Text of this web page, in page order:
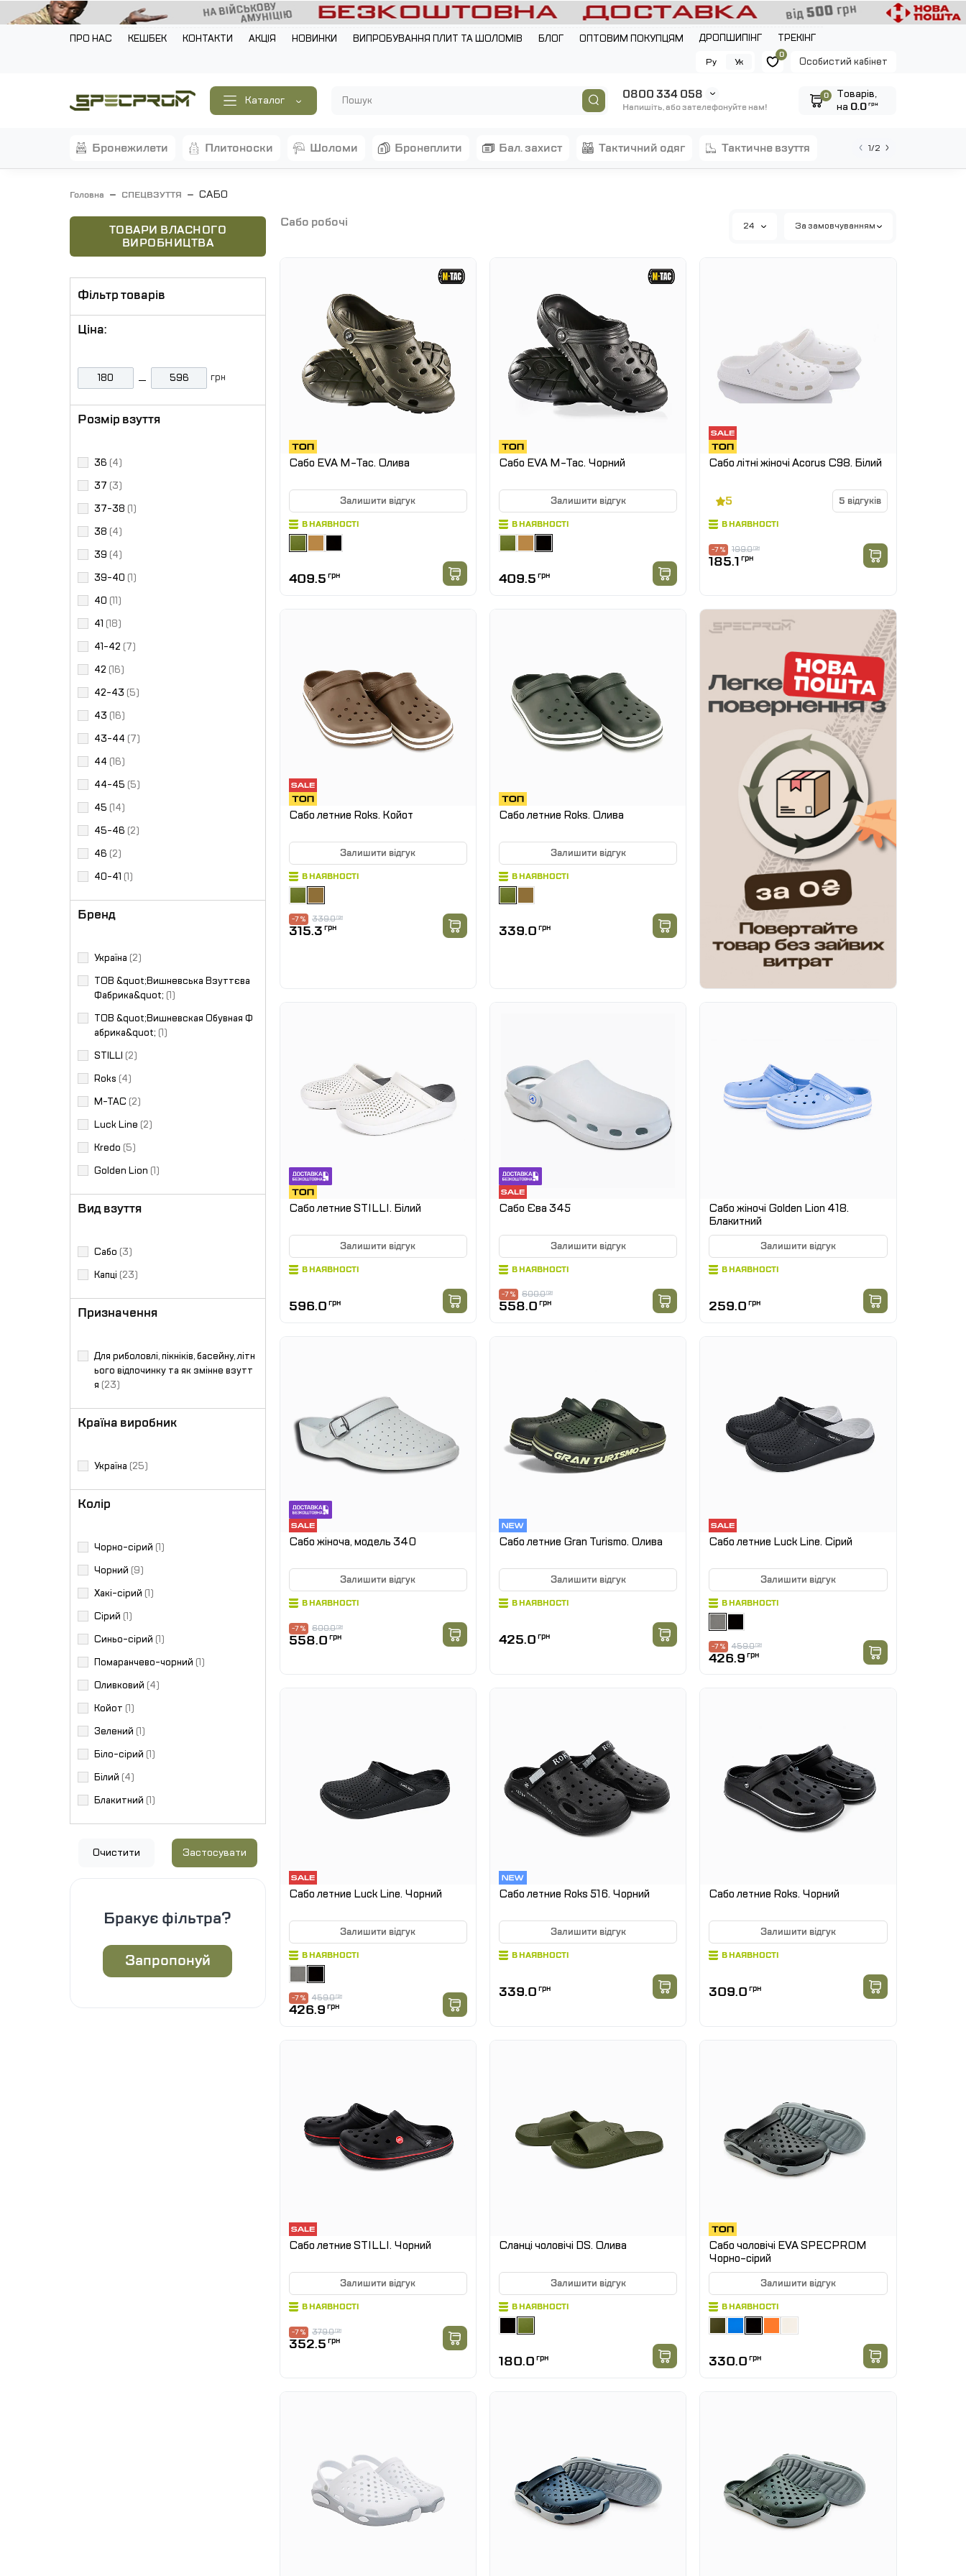
ПРО НАС КЕШБЕК КОНТАКТИ АКЦІЯ НОВИНКИ ВИПРОБУВАННЯ ПЛИТ ТА ШОЛОМІВ БЛОГ ОПТОВИМ ПОКУПЦЯМ ДРОПШИПІНГ
ТРЕКІНГ
Особистий кабінет
0
Ру Ук
Каталог 0800 334 058
Напишіть, або зателефонуйте нам!
0
Tоварів,
на 0.0грн
бронежилети плитоноски шоломи бронеплити бал. захист тактичний одяг тактичне взуття 1/2
Головна СПЕЦВЗУТТЯ САБО
ТОВАРИ ВЛАСНОГО
ВИРОБНИЦТВА
Фільтр товарів
Ціна:
грн
Розмір взуття
36 (4)
37 (3)
37-38 (1)
38 (4)
39 (4)
39-40 (1)
40 (11)
41 (18)
41-42 (7)
42 (16)
42-43 (5)
43 (16)
43-44 (7)
44 (16)
44-45 (5)
45 (14)
45-46 (2)
46 (2)
40-41 (1)
Бренд
Україна (2)
ТОВ &quot;Вишневська Взуттєва
Фабрика&quot; (1)
ТОВ &quot;Вишневская Обувная Ф
абрика&quot; (1)
STILLI (2)
Roks (4)
M-TAC (2)
Luck Line (2)
Kredo (5)
Golden Lion (1)
Вид взуття
Сабо (3)
Капці (23)
Призначення
Для риболовлі, пікніків, басейну, літн
ього відпочинку та як змінне взутт
я (23)
Країна виробник
Україна (25)
Колір
Чорно-сірий (1)
Чорний (9)
Хакі-сірий (1)
Сірий (1)
Синьо-сірий (1)
Помаранчево-чорний (1)
Оливковий (4)
Койот (1)
Зелений (1)
Біло-сірий (1)
Білий (4)
Блакитний (1)
Очистити Застосувати
Бракує фільтра?
Запропонуй
сабо робочі 24 За замовчуванням
Сабо EVA M-Tac. Олива
Залишити відгук
В НАЯВНОСТІ
409.5 грн
Сабо EVA M-Tac. Чорний
Залишити відгук
В НАЯВНОСТІ
409.5 грн
Сабо літні жіночі Acorus C98. Білий
5 5 відгуків
В НАЯВНОСТІ
199.0грн
-7 %
185.1 грн
Сабо летние Roks. Койот
Залишити відгук
В НАЯВНОСТІ
339.0грн
-7 %
315.3 грн
Сабо летние Roks. Олива
Залишити відгук
В НАЯВНОСТІ
339.0 грн
Сабо летние STILLI. Білий
Залишити відгук
В НАЯВНОСТІ
596.0 грн
Сабо Єва 345
Залишити відгук
В НАЯВНОСТІ
600.0грн
-7 %
558.0 грн
Сабо жіночі Golden Lion 418.
Блакитний
Залишити відгук
В НАЯВНОСТІ
259.0 грн
Сабо жіноча, модель 340
Залишити відгук
В НАЯВНОСТІ
600.0грн
-7 %
558.0 грн
Сабо летние Gran Turismo. Олива
Залишити відгук
В НАЯВНОСТІ
425.0 грн
Сабо летние Luck Line. Сірий
Залишити відгук
В НАЯВНОСТІ
459.0грн
-7 %
426.9 грн
Сабо летние Luck Line. Чорний
Залишити відгук
В НАЯВНОСТІ
459.0грн
-7 %
426.9 грн
Сабо летние Roks 516. Чорний
Залишити відгук
В НАЯВНОСТІ
339.0 грн
Сабо летние Roks. Чорний
Залишити відгук
В НАЯВНОСТІ
309.0 грн
Сабо летние STILLI. Чорний
Залишити відгук
В НАЯВНОСТІ
379.0грн
-7 %
352.5 грн
Сланці чоловічі DS. Олива
Залишити відгук
В НАЯВНОСТІ
180.0 грн
Сабо чоловічі EVA SPECPROM
Чорно-сірий
Залишити відгук
В НАЯВНОСТІ
330.0 грн